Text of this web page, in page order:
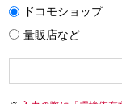
ドコモショップ
量販店など